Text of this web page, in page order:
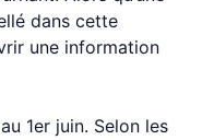
dans cette
une information
1er juin. Selon les